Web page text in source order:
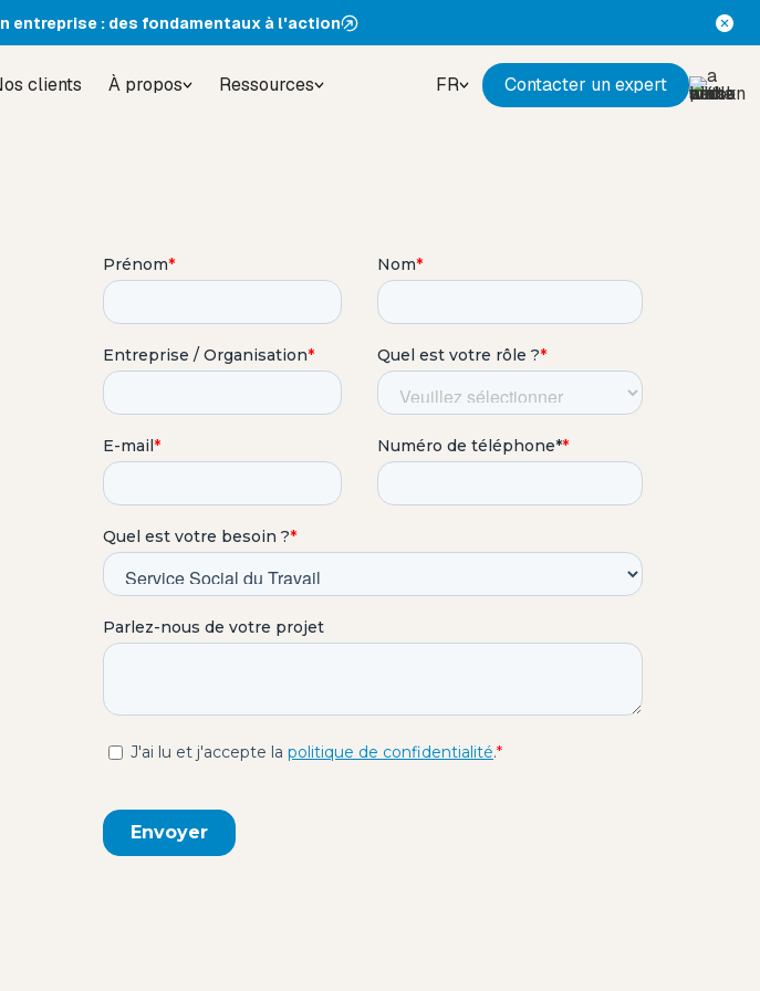
entreprise : des fondamentaux à l'action
clients À propos Ressources FR Contacter un expert